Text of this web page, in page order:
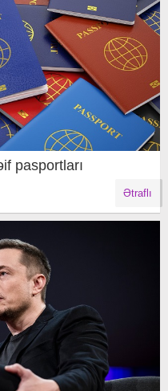
pasportları
Ətraflı